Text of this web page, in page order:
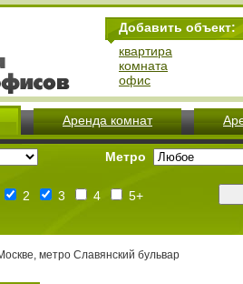
Добавить объект:
квартира
комната
офис
Аренда комнат
Метро
2 3 4 5+
метро Славянский бульвар